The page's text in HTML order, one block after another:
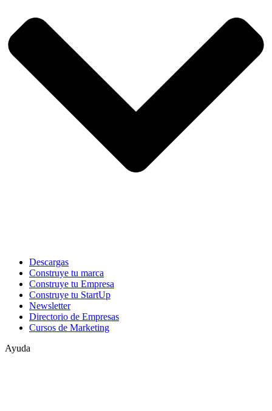
Descargas
Construye tu marca
Construye tu Empresa
Construye tu StartUp
Newsletter
Directorio de Empresas
Cursos de Marketing
Ayuda